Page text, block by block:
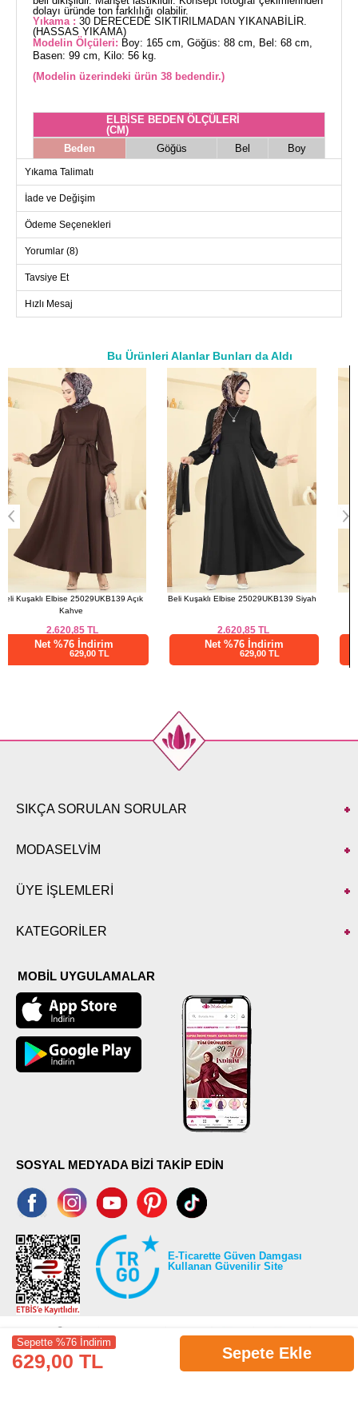
dolayı üründe ton farklılığı olabilir.
Yıkama : 30 DERECEDE SIKTIRILMADAN YIKANABİLİR.
(HASSAS YIKAMA)
Modelin Ölçüleri: Boy: 165 cm, Göğüs: 88 cm, Bel: 68 cm,
Basen: 99 cm, Kilo: 56 kg.
(Modelin üzerindeki ürün 38 bedendir.)
ELBİSE BEDEN ÖLÇÜLERİ
(CM)
Beden
Göğüs Bel
Boy
38
42
102 82
134
44
46
50
118 104
134
52
122 108 134
Yıkama Talimatı
İade ve Değişim
Ödeme Seçenekleri
Yorumlar (8)
Tavsiye Et
Hızlı Mesaj
Sepette %76 İndirim
629,00 TL Sepete Ekle
Bu Ürünleri Alanlar Bunları da Aldı
a>
Beli Kuşaklı Elbise 25029UKB139 Siyah
2.620,85
Net %76 İndirim
629,00 TL
Dantel Detaylı 2 li Aerobin Takım
1.480,00
Net %28 İndirim
1065,60 TL
SIKÇA SORULAN SORULAR
MODASELVİM
ÜYE İŞLEMLERİ
KATEGORİLER
MOBİL UYGULAMALAR
SOSYAL MEDYADA BİZİ TAKİP EDİN
E-Ticarette Güven Damgası
Kullanan Güvenilir Site
©2026 Tüm modaselvim.com hakları saklıdır.